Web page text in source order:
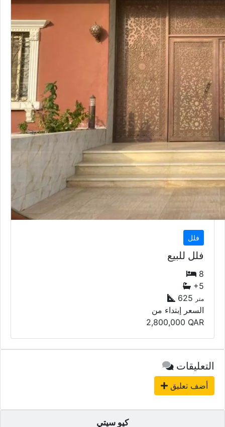
فلل
فلل للبيع
8
625متر
السعر إبتداء من
2,800,000QAR
التعليقات
أضف تعليق